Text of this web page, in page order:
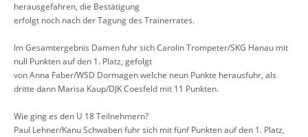
herausgefahren, die Bestätigung
erfolgt noch nach der Tagung des Trainerrates.
Im Gesamtergebnis Damen fuhr sich Carolin Trompeter/SKG Hanau mit
null Punkten auf den 1. Platz, gefolgt
von Anna Faber/WSD Dormagen welche neun Punkte herausfuhr, als
dritte dann Marisa Kaup/DJK Coesfeld mit 11 Punkten.
Wie ging es den U 18 Teilnehmern?
Paul Lehner/Kanu Schwaben fuhr sich mit fünf Punkten auf den 1. Platz,